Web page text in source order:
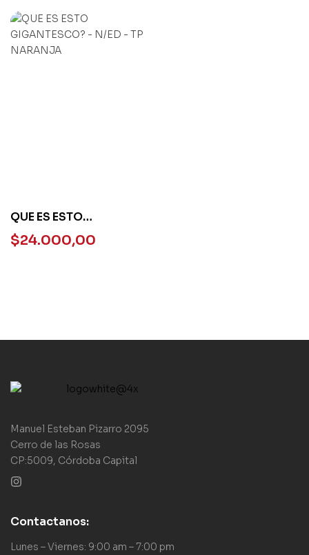
QUE ES ESTO
GIGANTESCO? – N/ED –
TP NARANJA
$24.000,00
Manuel Esteban Pizarro 2095
Cerro de las Rosas
CP:5009, Córdoba Capital
Contactanos:
Lunes – Viernes: 9:00 am – 7:00 pm